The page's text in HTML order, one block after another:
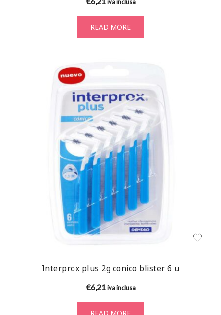
iva inclusa
READ MORE
Interprox plus 2g conico blister 6 u
€6,21 iva inclusa
READ MORE